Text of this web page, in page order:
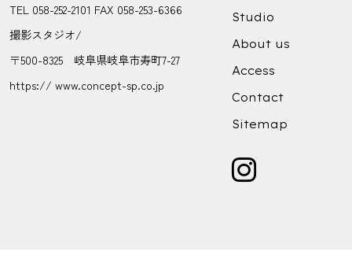
TEL 058-252-2101 FAX 058-253-6366
撮影スタジオ/
〒500-8325 岐阜県岐阜市寿町7-27
https:// www.concept-sp.co.jp
Studio
About us
Access
Contact
Sitemap